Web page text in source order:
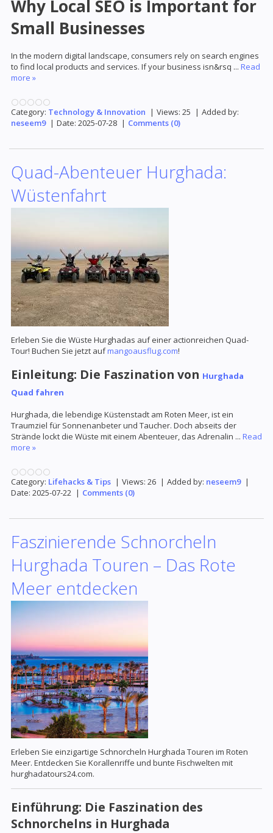
Why Local SEO is Important for
Small Businesses
In the modern digital landscape, consumers rely on search engines
to find local products and services. If your business isn&rsq ... Read
more »
Category: Technology & Innovation | Views: 25 | Added by:
neseem9 | Date: 2025-07-28 | Comments (0)
Quad-Abenteuer Hurghada:
Wüstenfahrt
Erleben Sie die Wüste Hurghadas auf einer actionreichen Quad-
Tour! Buchen Sie jetzt aufmangoausflug.com!
Einleitung: Die Faszination von Hurghada
Quad fahren
Hurghada, die lebendige Küstenstadt am Roten Meer, ist ein
Traumziel für Sonnenanbeter und Taucher. Doch abseits der
Strände lockt die Wüste mit einem Abenteuer, das Adrenalin ... Read
more »
Category: Lifehacks & Tips | Views: 26 | Added by: neseem9 |
Date: 2025-07-22 | Comments (0)
Faszinierende Schnorcheln
Hurghada Touren – Das Rote
Meer entdecken
Erleben Sie einzigartige Schnorcheln Hurghada Touren im Roten
Meer. Entdecken Sie Korallenriffe und bunte Fischwelten mit
hurghadatours24.com.
Einführung: Die Faszination des
Schnorchelns in Hurghada